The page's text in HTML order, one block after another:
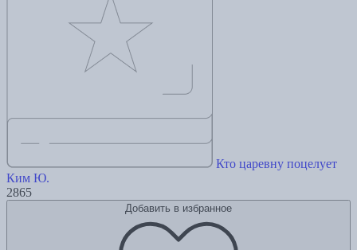
Кто царевну поцелует
Ким Ю.
2865
Добавить в избранное